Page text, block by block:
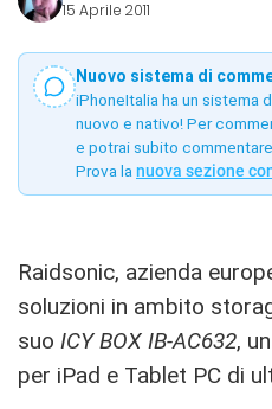
15 Aprile 2011
Nuovo sistema di
iPhoneItalia ha un sistema
nuovo e nativo! Per
e potrai subito commentare.
Prova la nuova sezione
Raidsonic, azienda
soluzioni in ambito
suo ICY BOX IB-AC632,
per iPad e Tablet PC di